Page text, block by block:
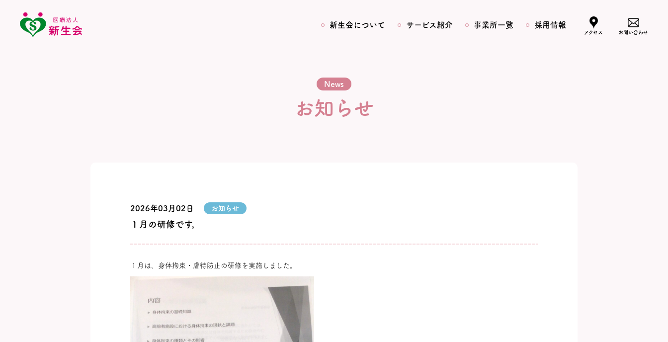
新生会について サービス紹介 事業所一覧 採用情報
アクセス お問い合わせ
News
お知らせ
2026年03月02日 お知らせ
１月の研修です。
１月は、身体拘束・虐待防止の研修を実施しました。